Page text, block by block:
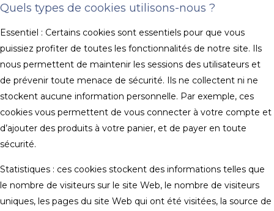
Quels types de cookies utilisons-nous ?
Essentiel : Certains cookies sont essentiels pour que vous
puissiez profiter de toutes les fonctionnalités de notre site. Ils
nous permettent de maintenir les sessions des utilisateurs et
de prévenir toute menace de sécurité. Ils ne collectent ni ne
stockent aucune information personnelle. Par exemple, ces
cookies vous permettent de vous connecter à votre compte et
d’ajouter des produits à votre panier, et de payer en toute
sécurité.
Statistiques : ces cookies stockent des informations telles que
le nombre de visiteurs sur le site Web, le nombre de visiteurs
uniques, les pages du site Web qui ont été visitées, la source de